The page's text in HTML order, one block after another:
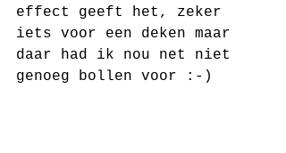
effect geeft het, zeker
iets voor een deken maar
daar had ik nou net niet
genoeg bollen voor :-)